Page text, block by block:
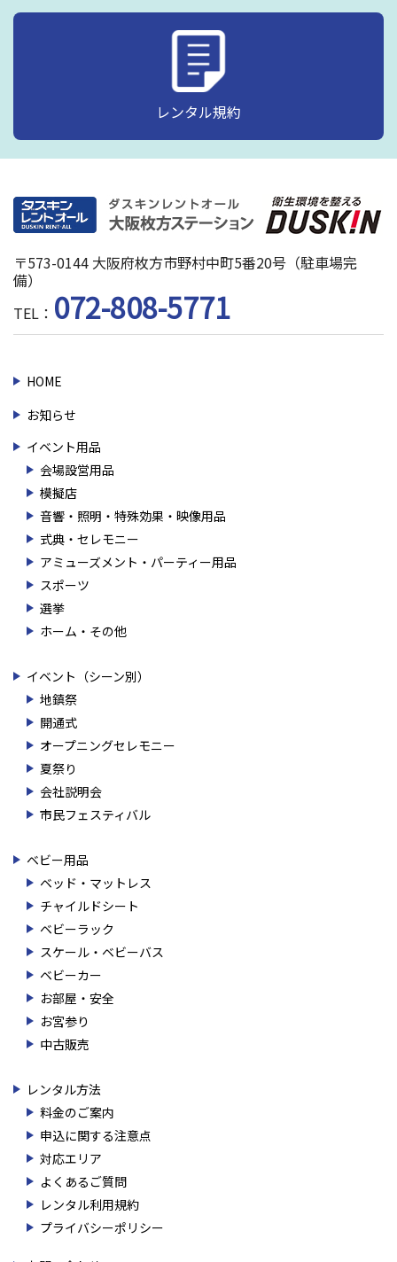
レンタル規約
〒573-0144 大阪府枚方市野村中町5番20号（駐車場完
備）
TEL： 072-808-5771
HOME
お知らせ
イベント用品
会場設営用品
模擬店
音響・照明・特殊効果・映像用品
式典・セレモニー
アミューズメント・パーティー用品
スポーツ
選挙
ホーム・その他
イベント（シーン別）
地鎮祭
開通式
オープニングセレモニー
夏祭り
会社説明会
市民フェスティバル
ベビー用品
ベッド・マットレス
チャイルドシート
ベビーラック
スケール・ベビーバス
ベビーカー
お部屋・安全
お宮参り
中古販売
レンタル方法
料金のご案内
申込に関する注意点
対応エリア
よくあるご質問
レンタル利用規約
プライバシーポリシー